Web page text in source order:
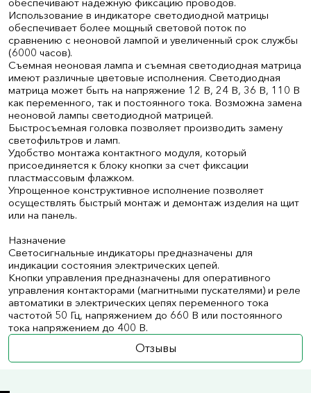
обеспечивают надежную фиксацию проводов.
Использование в индикаторе светодиодной матрицы
обеспечивает более мощный световой поток по
сравнению с неоновой лампой и увеличенный срок службы
(6000 часов).
Съемная неоновая лампа и съемная светодиодная матрица
имеют различные цветовые исполнения. Светодиодная
матрица может быть на напряжение 12 В, 24 В, 36 В, 110 В
как переменного, так и постоянного тока. Возможна замена
неоновой лампы светодиодной матрицей.
Быстросъемная головка позволяет производить замену
светофильтров и ламп.
Удобство монтажа контактного модуля, который
присоединяется к блоку кнопки за счет фиксации
пластмассовым флажком.
Упрощенное конструктивное исполнение позволяет
осуществлять быстрый монтаж и демонтаж изделия на щит
или на панель.
Назначение
Светосигнальные индикаторы предназначены для
индикации состояния электрических цепей.
Кнопки управления предназначены для оперативного
управления контакторами (магнитными пускателями) и реле
автоматики в электрических цепях переменного тока
частотой 50 Гц, напряжением до 660 В или постоянного
тока напряжением до 400 В.
Отзывы